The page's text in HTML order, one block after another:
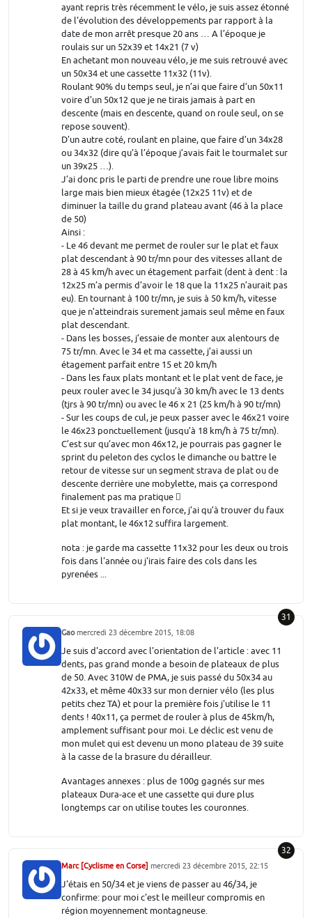
ayant repris très récemment le vélo, je suis assez étonné
de l'évolution des développements par rapport à la
date de mon arrêt presque 20 ans … A l’époque je
roulais sur un 52x39 et 14x21 (7 v)
En achetant mon nouveau vélo, je me suis retrouvé avec
un 50x34 et une cassette 11x32 (11v).
Roulant 90% du temps seul, je n’ai que faire d’un 50x11
voire d’un 50x12 que je ne tirais jamais à part en
descente (mais en descente, quand on roule seul, on se
repose souvent).
D’un autre coté, roulant en plaine, que faire d’un 34x28
ou 34x32 (dire qu’à l’époque j’avais fait le tourmalet sur
un 39x25 …).
J’ai donc pris le parti de prendre une roue libre moins
large mais bien mieux étagée (12x25 11v) et de
diminuer la taille du grand plateau avant (46 à la place
de 50)
Ainsi :
- Le 46 devant me permet de rouler sur le plat et faux
plat descendant à 90 tr/mn pour des vitesses allant de
28 à 45 km/h avec un étagement parfait (dent à dent : la
12x25 m’a permis d’avoir le 18 que la 11x25 n’aurait pas
eu). En tournant à 100 tr/mn, je suis à 50 km/h, vitesse
que je n’atteindrais surement jamais seul même en faux
plat descendant.
- Dans les bosses, j’essaie de monter aux alentours de
75 tr/mn. Avec le 34 et ma cassette, j’ai aussi un
étagement parfait entre 15 et 20 km/h
- Dans les faux plats montant et le plat vent de face, je
peux rouler avec le 34 jusqu’à 30 km/h avec le 13 dents
(tjrs à 90 tr/mn) ou avec le 46 x 21 (25 km/h à 90 tr/mn)
- Sur les coups de cul, je peux passer avec le 46x21 voire
le 46x23 ponctuellement (jusqu’à 18 km/h à 75 tr/mn).
C’est sur qu’avec mon 46x12, je pourrais pas gagner le
sprint du peleton des cyclos le dimanche ou battre le
retour de vitesse sur un segment strava de plat ou de
descente derrière une mobylette, mais ça correspond
finalement pas ma pratique 
Et si je veux travailler en force, j’ai qu’à trouver du faux
plat montant, le 46x12 suffira largement.
nota : je garde ma cassette 11x32 pour les deux ou trois
fois dans l'année ou j'irais faire des cols dans les
pyrenées ...
31
Gaomercredi 23 décembre 2015, 18:08
Je suis d'accord avec l'orientation de l'article : avec 11
dents, pas grand monde a besoin de plateaux de plus
de 50. Avec 310W de PMA, je suis passé du 50x34 au
42x33, et même 40x33 sur mon dernier vélo (les plus
petits chez TA) et pour la première fois j'utilise le 11
dents ! 40x11, ça permet de rouler à plus de 45km/h,
amplement suffisant pour moi. Le déclic est venu de
mon mulet qui est devenu un mono plateau de 39 suite
à la casse de la brasure du dérailleur.
Avantages annexes : plus de 100g gagnés sur mes
plateaux Dura-ace et une cassette qui dure plus
longtemps car on utilise toutes les couronnes.
32
Marc [Cyclisme en Corse] mercredi 23 décembre 2015, 22:15
J'étais en 50/34 et je viens de passer au 46/34, je
confirme: pour moi c'est le meilleur compromis en
région moyennement montagneuse.